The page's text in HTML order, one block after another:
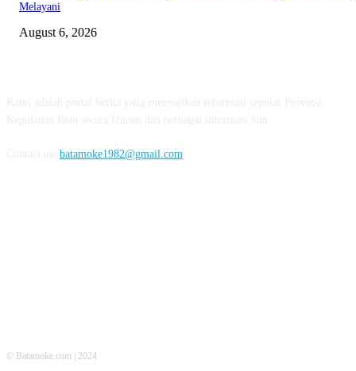
Melayani
August 6, 2026
batamoke1982@gmail.com
© Batamoke.com | 2024